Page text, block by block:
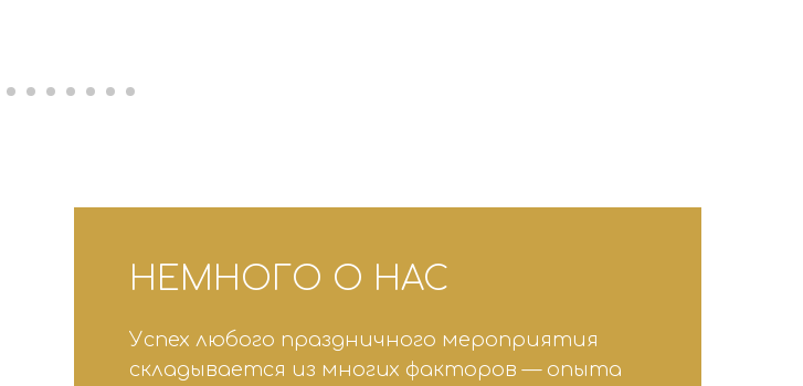
НЕМНОГО О НАС
Успех любого праздничного мероприятия
складывается из многих факторов — опыта